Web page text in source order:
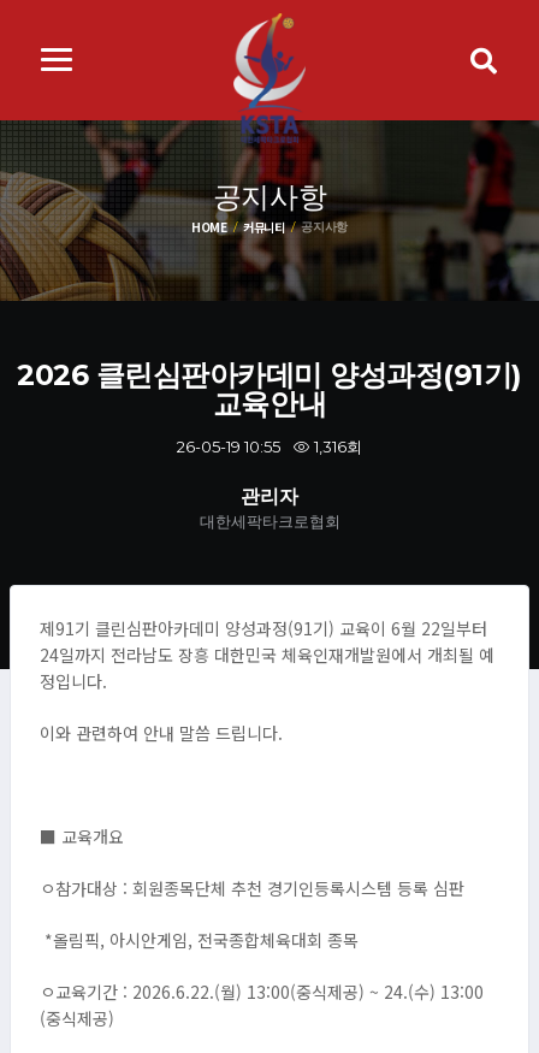
공지사항
HOME 커뮤니티 공지사항
2026 클린심판아카데미 양성과정(91기)
교육안내
26-05-19 10:55 1,316회
관리자
대한세팍타크로협회
제91기 클린심판아카데미 양성과정(91기) 교육이 6월 22일부터
24일까지 전라남도 장흥 대한민국 체육인재개발원에서 개최될 예
정입니다.
이와 관련하여 안내 말씀 드립니다.
■ 교육개요
ㅇ참가대상 : 회원종목단체 추천 경기인등록시스템 등록 심판
*올림픽, 아시안게임, 전국종합체육대회 종목
ㅇ교육기간 : 2026.6.22.(월) 13:00(중식제공) ~ 24.(수) 13:00
(중식제공)